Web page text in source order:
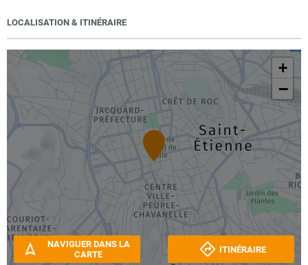
LOCALISATION & ITINÉRAIRE
+
−
NAVIGUER DANS LA
CARTE
ITINÉRAIRE